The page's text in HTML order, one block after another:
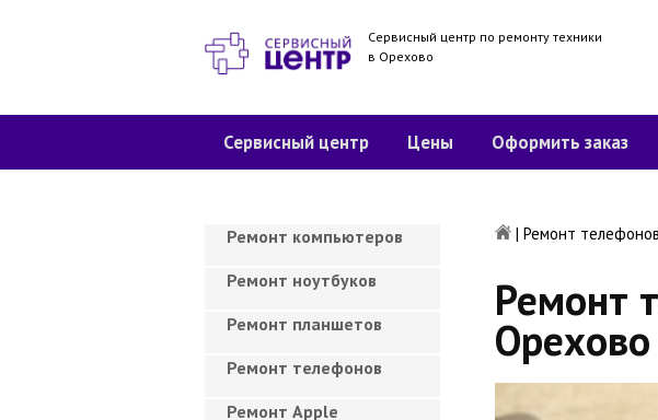
Сервисный центр по ремонту техники
в Орехово
Сервисный центр Цены Оформить заказ
| Ремонт
Ремонт
Орехово
Ремонт компьютеров
Ремонт ноутбуков
Ремонт планшетов
Ремонт телефонов
Ремонт Apple